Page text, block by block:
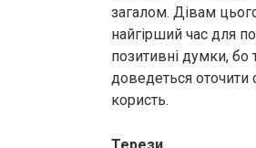
загалом. Дівам
найгірший час для
позитивні думки, бо
доведеться
користь.